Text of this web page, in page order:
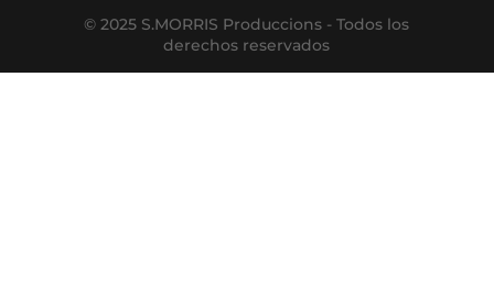
© 2025 S.MORRIS Produccions - Todos los
derechos reservados